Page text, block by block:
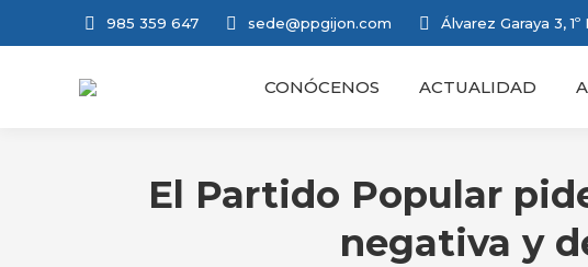
985 359 647 sede@ppgijon.com Álvarez Garaya 3,
CONÓCENOS ACTUALIDAD
El Partido Popular
negativa y